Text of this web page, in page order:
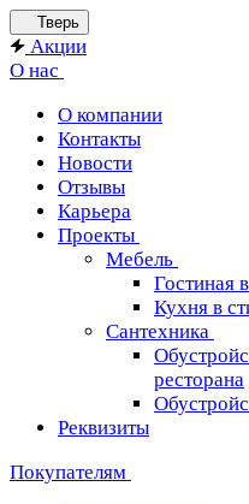
Тверь
Акции
О нас
О компании
Контакты
Новости
Отзывы
Карьера
Проекты
Мебель
Гостиная
Кухня в
Сантехника
ресторана
Реквизиты
Покупателям